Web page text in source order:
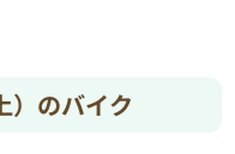
）のバイク